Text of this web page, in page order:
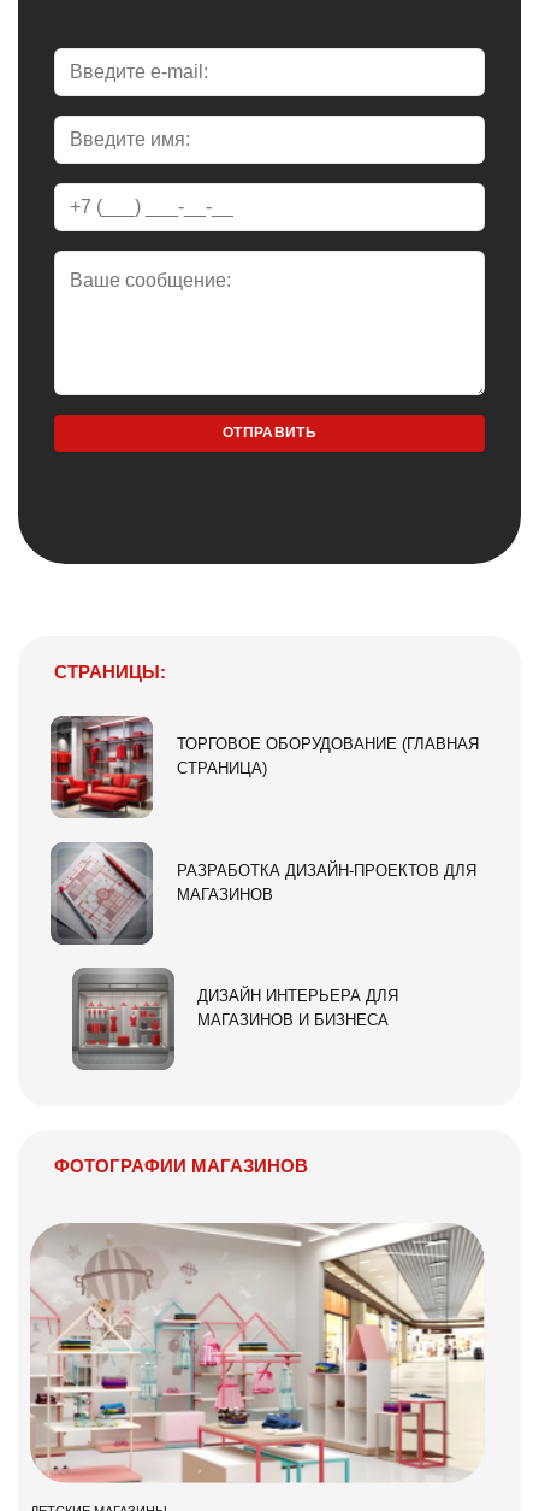
СТРАНИЦЫ:
ТОРГОВОЕ ОБОРУДОВАНИЕ (ГЛАВНАЯ
СТРАНИЦА)
РАЗРАБОТКА ДИЗАЙН-ПРОЕКТОВ ДЛЯ
МАГАЗИНОВ
ДИЗАЙН ИНТЕРЬЕРА ДЛЯ
МАГАЗИНОВ И БИЗНЕСА
ФОТОГРАФИИ МАГАЗИНОВ